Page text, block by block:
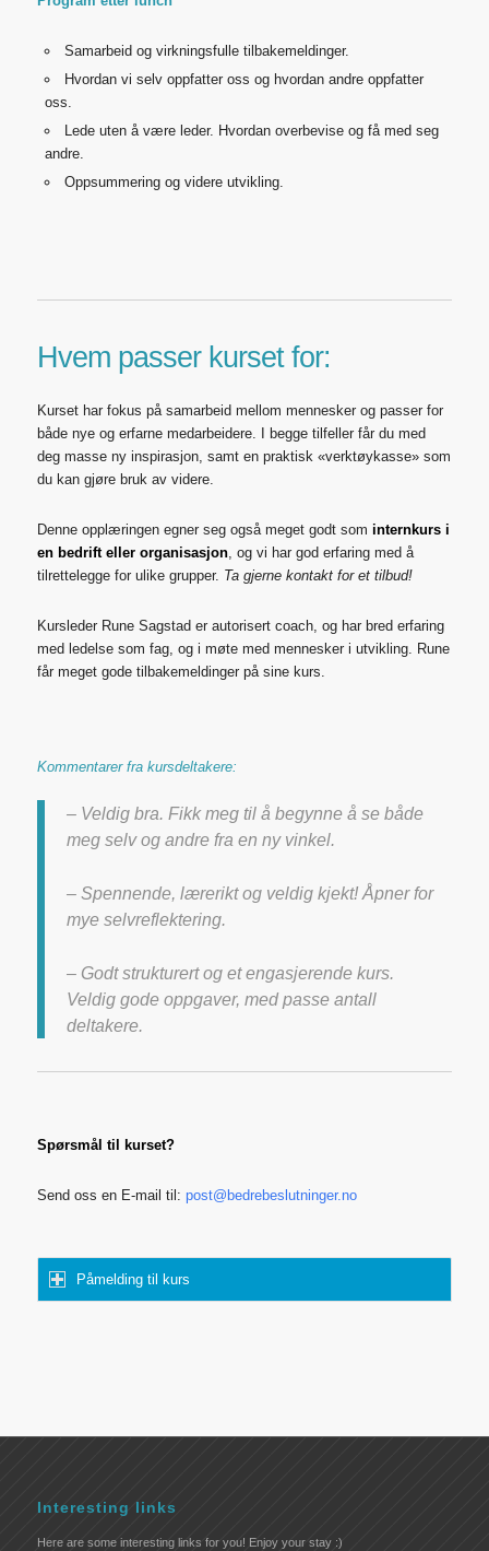
Samarbeid og virkningsfulle tilbakemeldinger.
Hvordan vi selv oppfatter oss og hvordan andre oppfatter
oss.
Lede uten å være leder. Hvordan overbevise og få med seg
andre.
Oppsummering og videre utvikling.
Hvem passer kurset for:
Kurset har fokus på samarbeid mellom mennesker og passer for
både nye og erfarne medarbeidere. I begge tilfeller får du med
deg masse ny inspirasjon, samt en praktisk «verktøykasse» som
du kan gjøre bruk av videre.
Denne opplæringen egner seg også meget godt som internkurs i
en bedrift eller organisasjon, og vi har god erfaring med å
tilrettelegge for ulike grupper. Ta gjerne kontakt for et tilbud!
Kursleder Rune Sagstad er autorisert coach, og har bred erfaring
med ledelse som fag, og i møte med mennesker i utvikling. Rune
får meget gode tilbakemeldinger på sine kurs.
Kommentarer fra kursdeltakere:
– Veldig bra. Fikk meg til å begynne å se både
meg selv og andre fra en ny vinkel.
– Spennende, lærerikt og veldig kjekt! Åpner for
mye selvreflektering.
– Godt strukturert og et engasjerende kurs.
Veldig gode oppgaver, med passe antall
deltakere.
Spørsmål til kurset?
Send oss en E-mail til: post@bedrebeslutninger.no
Påmelding til kurs
Interesting links
Here are some interesting links for you! Enjoy your stay :)